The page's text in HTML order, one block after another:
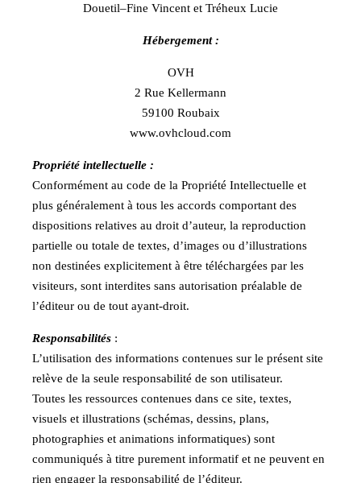
Douetil–Fine Vincent et Tréheux Lucie
Hébergement :
OVH
2 Rue Kellermann
59100 Roubaix
www.ovhcloud.com
Propriété intellectuelle :
Conformément au code de la Propriété Intellectuelle et
plus généralement à tous les accords comportant des
dispositions relatives au droit d’auteur, la reproduction
partielle ou totale de textes, d’images ou d’illustrations
non destinées explicitement à être téléchargées par les
visiteurs, sont interdites sans autorisation préalable de
l’éditeur ou de tout ayant-droit.
Responsabilités :
L’utilisation des informations contenues sur le présent site
relève de la seule responsabilité de son utilisateur.
Toutes les ressources contenues dans ce site, textes,
visuels et illustrations (schémas, dessins, plans,
photographies et animations informatiques) sont
communiqués à titre purement informatif et ne peuvent en
rien engager la responsabilité de l’éditeur.